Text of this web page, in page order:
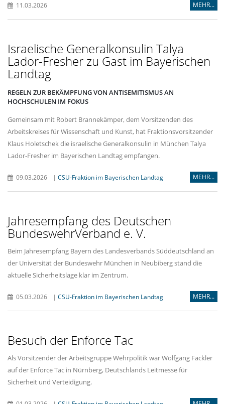
11.03.2026 MEHR...
Israelische Generalkonsulin Talya
Lador-Fresher zu Gast im Bayerischen
Landtag
REGELN ZUR BEKÄMPFUNG VON ANTISEMITISMUS AN
HOCHSCHULEN IM FOKUS
Gemeinsam mit Robert Brannekämper, dem Vorsitzenden des
Arbeitskreises für Wissenschaft und Kunst, hat Fraktionsvorsitzender
Klaus Holetschek die israelische Generalkonsulin in München Talya
Lador-Fresher im Bayerischen Landtag empfangen.
09.03.2026 | CSU-Fraktion im Bayerischen Landtag MEHR...
Jahresempfang des Deutschen
BundeswehrVerband e. V.
Beim Jahresempfang Bayern des Landesverbands Süddeutschland an
der Universität der Bundeswehr München in Neubiberg stand die
aktuelle Sicherheitslage klar im Zentrum.
05.03.2026 | CSU-Fraktion im Bayerischen Landtag MEHR...
Besuch der Enforce Tac
Als Vorsitzender der Arbeitsgruppe Wehrpolitik war Wolfgang Fackler
auf der Enforce Tac in Nürnberg, Deutschlands Leitmesse für
Sicherheit und Verteidigung.